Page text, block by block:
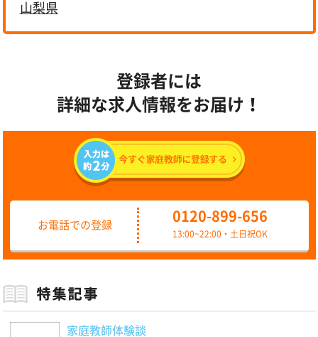
山梨県
登録者には
詳細な求人情報をお届け！
お電話での登録
0120-899-656
13:00~22:00・土日祝OK
家庭教師体験談